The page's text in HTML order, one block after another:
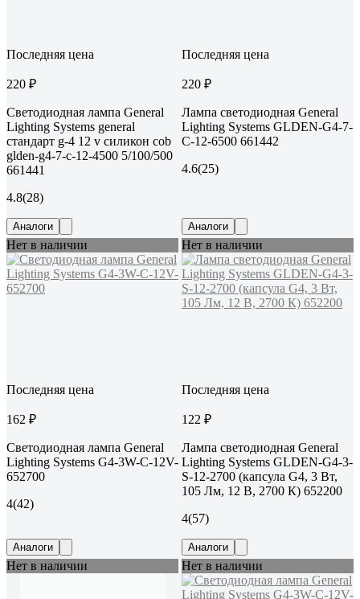
Последняя цена
220 ₽
Светодиодная лампа General
Lighting Systems general
стандарт g-4 12 v силикон cob
glden-g4-7-c-12-4500 5/100/500
661441
4.8(28)
Аналоги
Последняя цена
220 ₽
Лампа светодиодная General
Lighting Systems GLDEN-G4-7-
C-12-6500 661442
4.6(25)
Аналоги
Нет в наличии
Последняя цена
162 ₽
Светодиодная лампа General
Lighting Systems G4-3W-C-12V-
652700
4(42)
Аналоги
Нет в наличии
Последняя цена
122 ₽
Лампа светодиодная General
Lighting Systems GLDEN-G4-3-
S-12-2700 (капсула G4, 3 Вт,
105 Лм, 12 В, 2700 К) 652200
4(57)
Аналоги
Нет в наличии Нет в наличии